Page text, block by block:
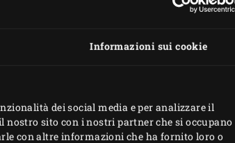
Informazioni sui cookie
dei social media e per analizzare il
sito con i nostri partner che si occupano
con altre informazioni che ha fornito loro o